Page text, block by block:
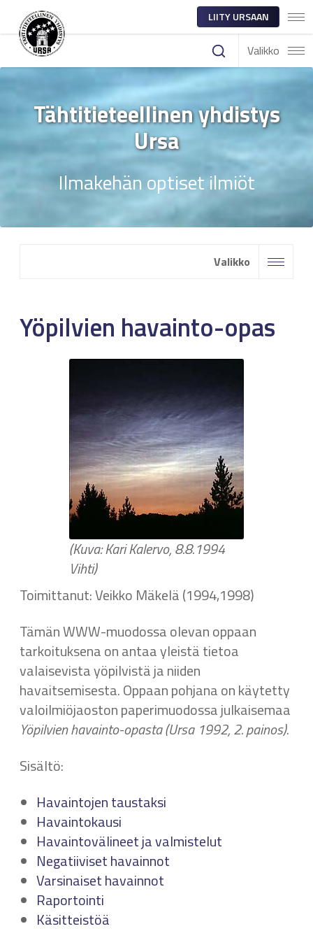
LIITY URSAAN
Valikko
Tähtitieteellinen yhdistys
Ursa
Ilmakehän optiset ilmiöt
Valikko
Yöpilvien havainto-opas
(Kuva: Kari Kalervo, 8.8.1994
Vihti)
Toimittanut: Veikko Mäkelä (1994,1998)
Tämän WWW-muodossa olevan oppaan
tarkoituksena on antaa yleistä tietoa
valaisevista yöpilvistä ja niiden
havaitsemisesta. Oppaan pohjana on käytetty
valoilmiöjaoston paperimuodossa julkaisemaa
Yöpilvien havainto-opasta (Ursa 1992, 2. painos).
Sisältö:
Havaintojen taustaksi
Havaintokausi
Havaintovälineet ja valmistelut
Negatiiviset havainnot
Varsinaiset havainnot
Raportointi
Käsitteistöä